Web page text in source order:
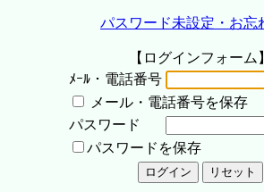
パスワード未設定・お忘
【ログインフォーム】
ﾒｰﾙ・電話番号
メール・電話番号を保存
パスワード
パスワードを保存